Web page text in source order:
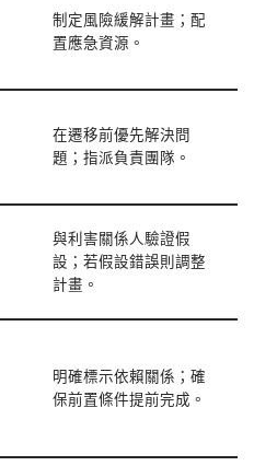
制定風險緩解計畫；配
置應急資源。
在遷移前優先解決問
題；指派負責團隊。
與利害關係人驗證假
設；若假設錯誤則調整
計畫。
明確標示依賴關係；確
保前置條件提前完成。